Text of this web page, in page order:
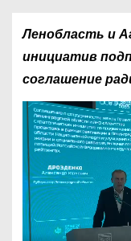
Ленобласть и
инициатив
соглашение